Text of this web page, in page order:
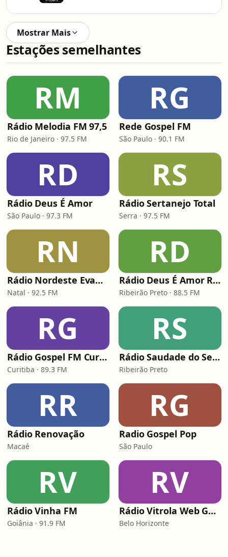
Mostrar Mais
Estações semelhantes
RM
Rádio Melodia FM 97,5
Rio de Janeiro · 97.5 FM
RG
Rede Gospel FM
São Paulo · 90.1 FM
RD
Rádio Deus É Amor
São Paulo · 97.3 FM
RS
Rádio Sertanejo Total
Serra · 97.5 FM
RN
Rádio Nordeste Evangélica
Natal · 92.5 FM
RD
Rádio Deus É Amor Ribeirão Preto
Ribeirão Preto · 88.5 FM
RG
Rádio Gospel FM Curitiba
Curitiba · 89.3 FM
RS
Rádio Saudade do Sertão
Ribeirão Preto
RR
Rádio Renovação
Macaé
RG
Radio Gospel Pop
São Paulo
RV
Rádio Vinha FM
Goiânia · 91.9 FM
RV
Rádio Vitrola Web Gospel
Belo Horizonte